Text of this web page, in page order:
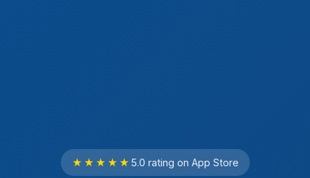
★★★★★ 5.0 rating on App Store